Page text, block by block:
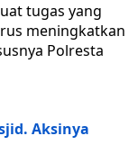
tugas yang
meningkatkan
Polresta
Aksinya